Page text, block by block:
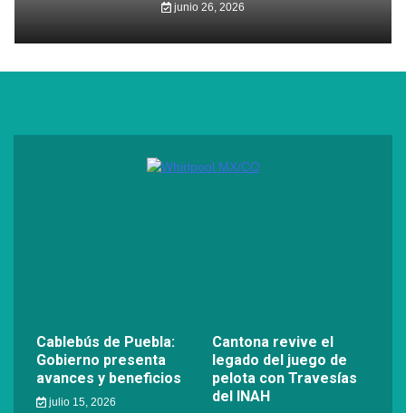
junio 26, 2026
Cablebús de Puebla:
Gobierno presenta
avances y beneficios
julio 15, 2026
Cantona revive el
legado del juego de
pelota con Travesías
del INAH